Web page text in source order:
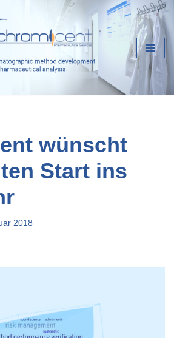
wünscht
Start ins
2018